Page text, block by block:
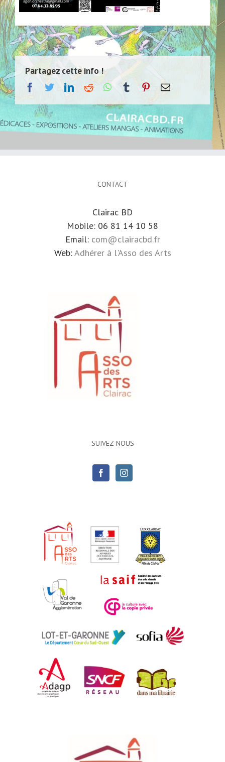
Partagez cette info !
facebook
twitterlinkedin
redditwhatsapp
tumblr pinterestEmail
CONTACT
Clairac BD
Mobile: 06 81 14 10 58
Email: com@clairacbd.fr
Web:Adhérer à l'Asso des Arts
SUIVEZ-NOUS